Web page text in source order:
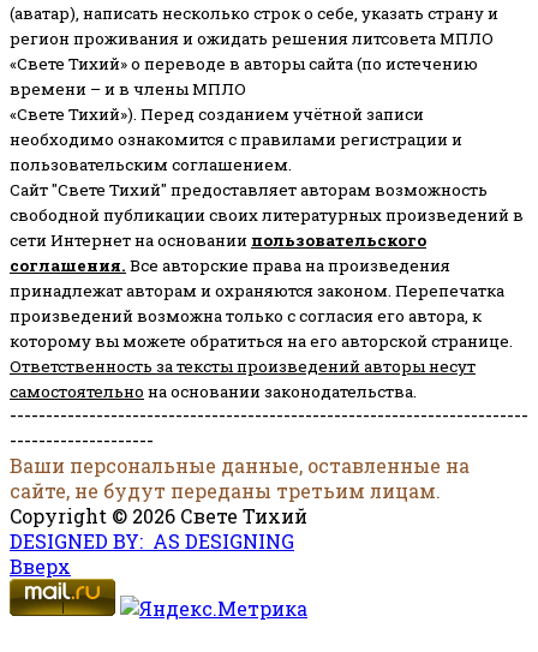
(аватар), написать несколько строк о себе, указать страну и
регион проживания и ожидать решения литсовета МПЛО
«Свете Тихий» о переводе в авторы сайта (по истечению
времени – и в члены МПЛО
«Свете Тихий»). Перед созданием учётной записи
необходимо ознакомится с правилами регистрации и
пользовательским соглашением.
Сайт "Свете Тихий" предоставляет авторам возможность
свободной публикации своих литературных произведений в
сети Интернет на основании пользовательского
соглашения. Все авторские права на произведения
принадлежат авторам и охраняются законом. Перепечатка
произведений возможна только с согласия его автора, к
которому вы можете обратиться на его авторской странице.
Ответственность за тексты произведений авторы несут
самостоятельно на основании законодательства.
------------------------------------------------------------------------
--------------------
Ваши персональные данные, оставленные на
сайте, не будут переданы третьим лицам.
Copyright © 2026 Свете Тихий
DESIGNED BY: AS DESIGNING
Вверх